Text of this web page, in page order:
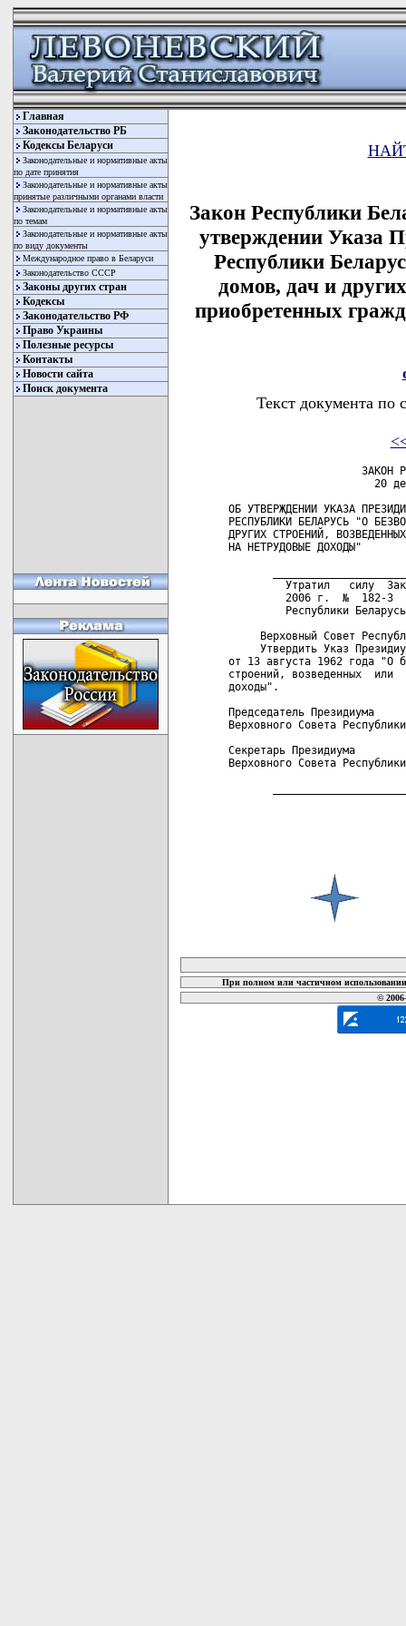
Главная
Законодательство РБ
Кодексы Беларуси
Законодательные и нормативные акты
по дате принятия
Законодательные и нормативные акты
принятые различными органами власти
Законодательные и нормативные акты
по темам
Законодательные и нормативные акты
по виду документы
Международное право в Беларуси
Законодательство СССР
Законы других стран
Кодексы
Законодательство РФ
Право Украины
Полезные ресурсы
Контакты
Новости сайта
Поиск документа
Закон Республики
утверждении Указа
Республики
домов, дач и
приобретенных
Текст документа по
ЗАКОН
20
ОБ УТВЕРЖДЕНИИ УКАЗА
РЕСПУБЛИКИ БЕЛАРУСЬ "О
ДРУГИХ СТРОЕНИЙ,
НА НЕТРУДОВЫЕ ДОХОДЫ"
Утратил   силу
2006 г.  №  182-З
Республики
Верховный Совет
Утвердить Указ
от 13 августа 1962 года "О
строений, возведенных  или
доходы".
Председатель Президиума
Верховного Совета
Секретарь Президиума
Верховного Совета
При полном или частичном
©